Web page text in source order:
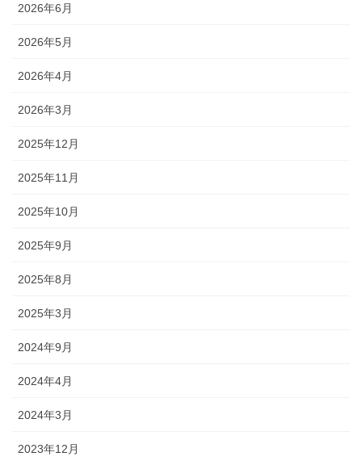
2026年6月
2026年5月
2026年4月
2026年3月
2025年12月
2025年11月
2025年10月
2025年9月
2025年8月
2025年3月
2024年9月
2024年4月
2024年3月
2023年12月